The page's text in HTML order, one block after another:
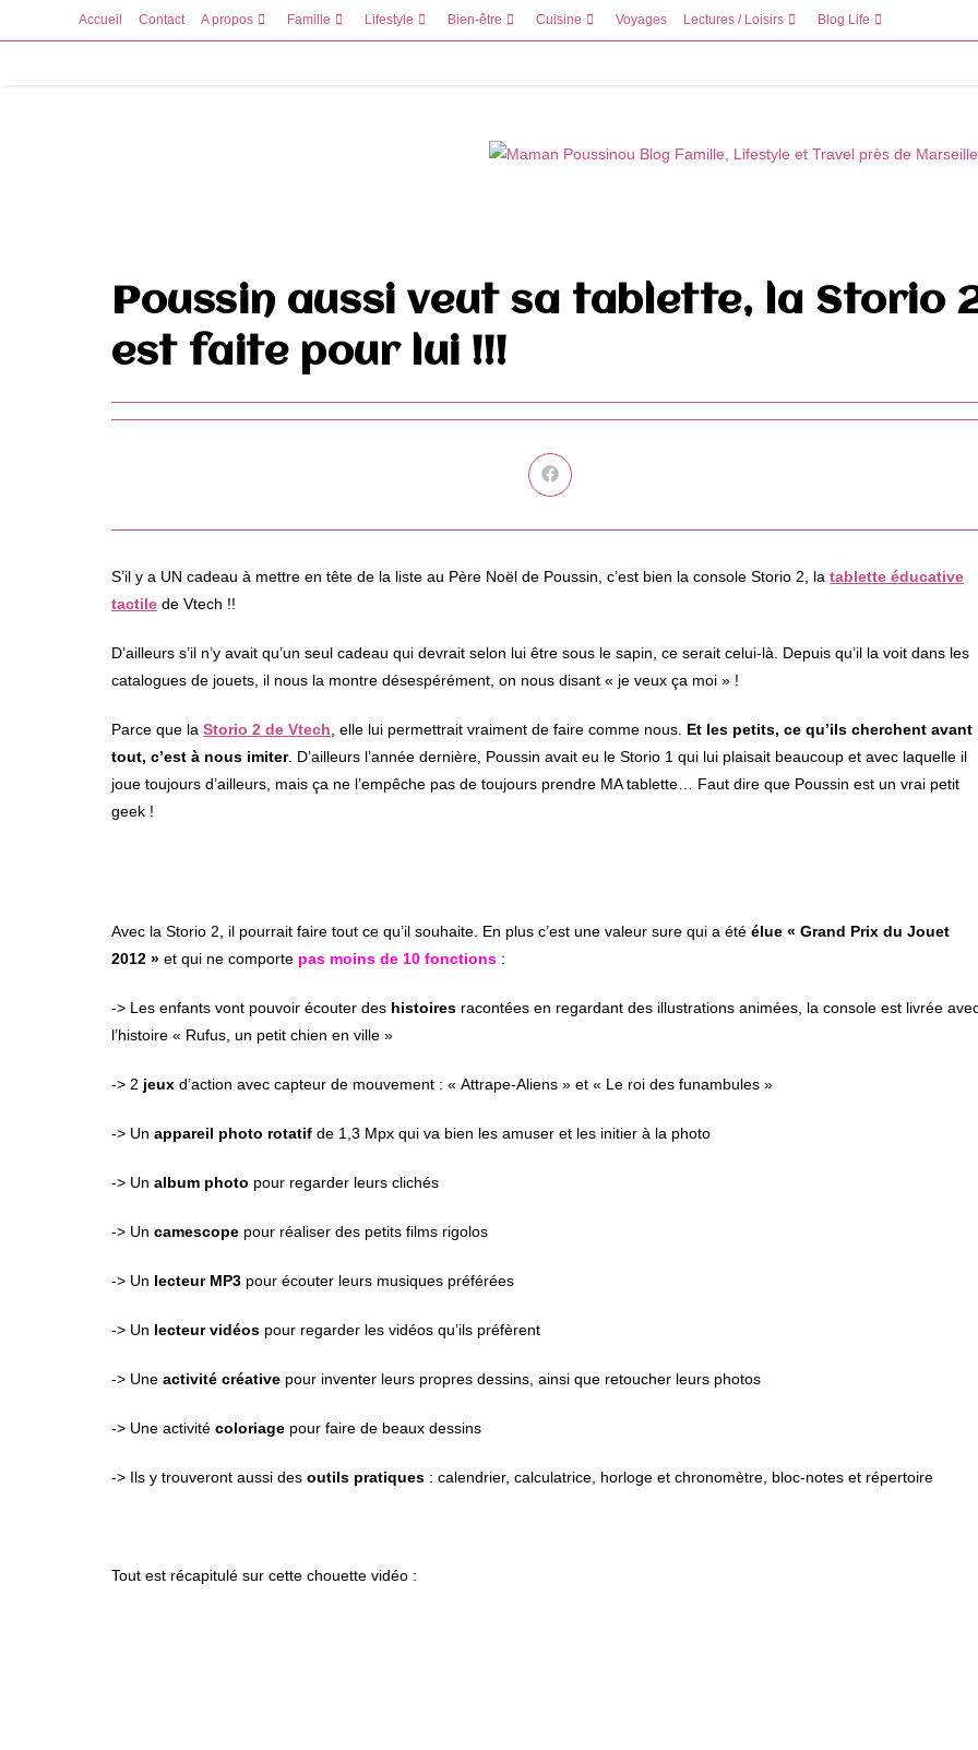
to
Accueil Contact A propos Famille Lifestyle Bien-être Cuisine Voyages Lectures / Loisirs Blog Life
Poussin aussi veut sa tablette, la Storio
est faite pour lui !!!
Ouvrir
dans
autre
S’il y a UN cadeau à mettre en tête de la liste au Père Noël de Poussin, c’est bien la console Storio 2, la tablette éducative
tactile de Vtech !!
D’ailleurs s’il n’y avait qu’un seul cadeau qui devrait selon lui être sous le sapin, ce serait celui-là. Depuis qu’il la voit dans les
catalogues de jouets, il nous la montre désespérément, on nous disant « je veux ça moi » !
Parce que la Storio 2 de Vtech , elle lui permettrait vraiment de faire comme nous. Et les petits, ce qu’ils cherchent avant
tout, c’est à nous imiter. D’ailleurs l’année dernière, Poussin avait eu le Storio 1 qui lui plaisait beaucoup et avec laquelle il
joue toujours d’ailleurs, mais ça ne l’empêche pas de toujours prendre MA tablette… Faut dire que Poussin est un vrai petit
geek !
Avec la Storio 2, il pourrait faire tout ce qu’il souhaite. En plus c’est une valeur sure qui a été élue « Grand Prix du Jouet
2012 » et qui ne comporte pas moins de 10 fonctions :
-> Les enfants vont pouvoir écouter des histoires racontées en regardant des illustrations animées, la console est livrée
l’histoire « Rufus, un petit chien en ville »
-> 2 jeux d’action avec capteur de mouvement : « Attrape-Aliens » et « Le roi des funambules »
-> Un appareil photo rotatif de 1,3 Mpx qui va bien les amuser et les initier à la photo
-> Un album photo pour regarder leurs clichés
-> Un camescope pour réaliser des petits films rigolos
-> Un lecteur MP3 pour écouter leurs musiques préférées
-> Un lecteur vidéos pour regarder les vidéos qu’ils préfèrent
-> Une activité créative pour inventer leurs propres dessins, ainsi que retoucher leurs photos
-> Une activité coloriage pour faire de beaux dessins
-> Ils y trouveront aussi des outils pratiques : calendrier, calculatrice, horloge et chronomètre, bloc-notes et répertoire
Tout est récapitulé sur cette chouette vidéo :